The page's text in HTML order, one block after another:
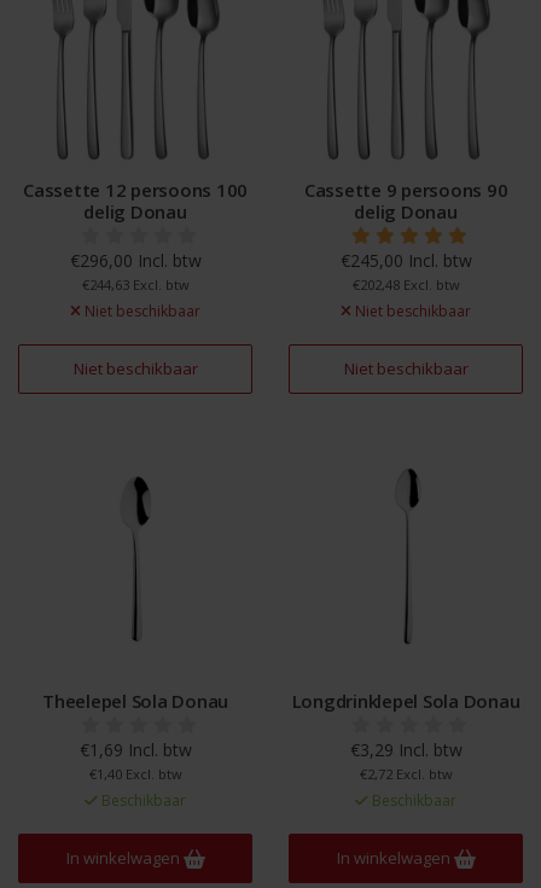
Cassette 12 persoons 100
delig Donau
€296,00 Incl. btw
€244,63 Excl. btw
Niet beschikbaar
Niet beschikbaar
Cassette 9 persoons 90
delig Donau
€245,00 Incl. btw
€202,48 Excl. btw
Niet beschikbaar
Niet beschikbaar
Theelepel Sola Donau
€1,69 Incl. btw
€1,40 Excl. btw
Beschikbaar
In winkelwagen
Longdrinklepel Sola Donau
€3,29 Incl. btw
€2,72 Excl. btw
Beschikbaar
In winkelwagen